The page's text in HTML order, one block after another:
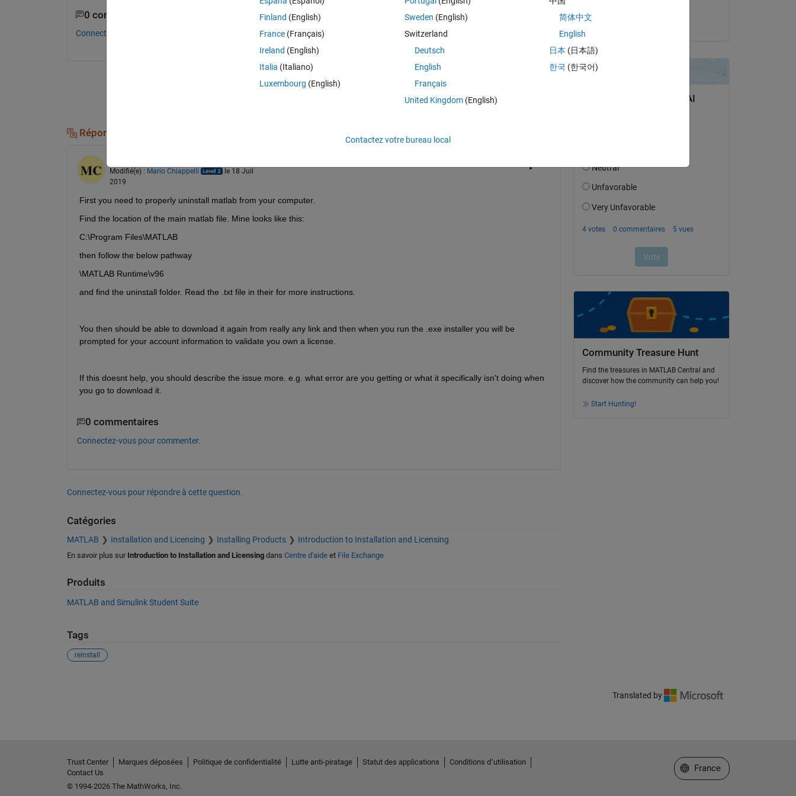
0 commentaires
Connectez-vous pour commenter.
Connectez-vous pour répondre à cette question.
PartagerConnectez-vous pour suivre l’activité
Réponses (1)
Modifié(e) : Mario Chiappelli
le 18 Juil
2019
First you need to properly uninstall matlab from your computer.
Find the location of the main matlab file. Mine looks like this:
C:\Program Files\MATLAB
then follow the below pathway
\MATLAB Runtime\v96
and find the uninstall folder. Read the .txt file in their for more instructions.
You then should be able to download it again from really any link and then when you run the .exe installer you will be
prompted for your account information to validate you own a license.
If this doesnt help, you should describe the issue more. e.g. what error are you getting or what it specifically isn't doing when
you go to download it.
0 commentaires
Connectez-vous pour commenter.
Connectez-vous pour répondre à cette question.
Catégories
MATLAB Installation and Licensing Installing Products Introduction to Installation and Licensing
En savoir plus sur Introduction to Installation and Licensingdans Centre d'aideet File Exchange
Produits
MATLAB and Simulink Student Suite
Tags
reinstall
le 18 Juil 2019
Community Treasure Hunt
Find the treasures in MATLAB Central and
discover how the community can help you!
Start Hunting!
Translated by
Finland (English)
France (Français)
Ireland (English)
Italia (Italiano)
Luxembourg (English)
Sweden (English)
Switzerland
Deutsch
English
Français
United Kingdom(English)
简体中文
English
日本 (日本語)
한국 (한국어)
Contactez votre bureau local
Trust Center Marques déposées Politique de confidentialité Lutte anti-piratage Statut des applications
Conditions d՚utilisation
Contact Us
© 1994-2026 The MathWorks, Inc.
Sélectionner un site web
France